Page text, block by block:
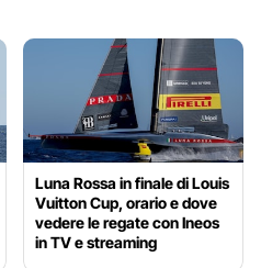
Luna Rossa in finale di Louis
Vuitton Cup, orario e dove
vedere le regate con Ineos
in TV e streaming